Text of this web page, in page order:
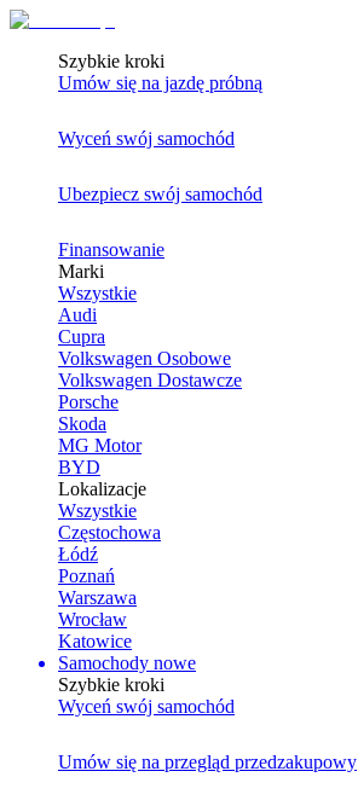
Szybkie kroki
Umów się na jazdę próbną
Wyceń swój samochód
Ubezpiecz swój samochód
Finansowanie
Marki
Wszystkie
Audi
Cupra
Volkswagen Osobowe
Volkswagen Dostawcze
Porsche
Skoda
MG Motor
BYD
Lokalizacje
Wszystkie
Częstochowa
Łódź
Poznań
Warszawa
Wrocław
Katowice
Samochody nowe
Szybkie kroki
Wyceń swój samochód
Umów się na przegląd przedzakupowy